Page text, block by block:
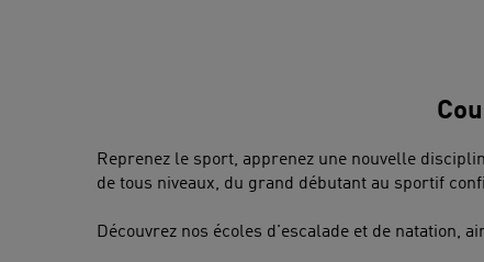
Reprenez le sport, apprenez une nouvelle
de tous niveaux, du grand débutant au sportif
Découvrez nos écoles d'escalade et de natation,